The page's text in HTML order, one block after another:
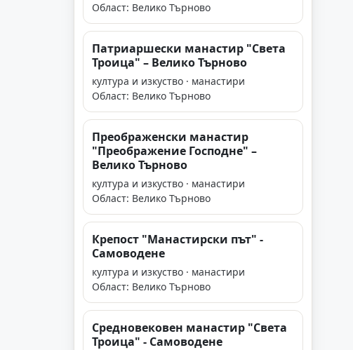
Област: Велико Търново
Патриаршески манастир "Света
Троица" – Велико Търново
култура и изкуство · манастири
Област: Велико Търново
Преображенски манастир
"Преображение Господне" –
Велико Търново
култура и изкуство · манастири
Област: Велико Търново
Крепост "Манастирски път" -
Самоводене
култура и изкуство · манастири
Област: Велико Търново
Средновековен манастир "Света
Троица" - Самоводене